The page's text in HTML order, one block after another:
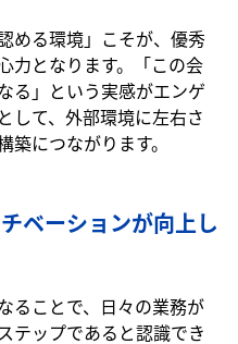
める環境」こそが、優秀
力となります。「この会
る」という実感がエンゲ
して、外部環境に左右さ
につながります。
ベーションが向上し
ることで、日々の業務が
テップであると認識でき